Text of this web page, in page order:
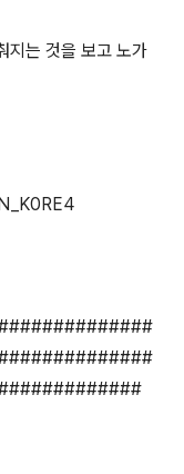
지는 것을 보고 노가